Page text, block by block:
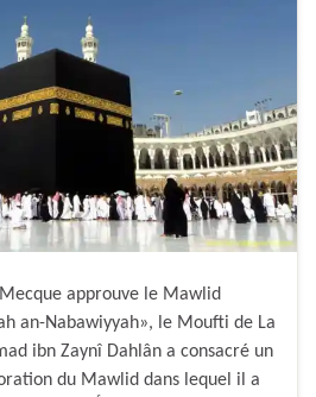
approuve le Mawlid
an-Nabawiyyah», le Moufti de La
ibn Zaynî Dahlân a consacré un
du Mawlid dans lequel il a